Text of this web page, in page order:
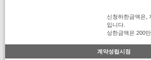
신청하한금액은,
입니다.
상한금액은 200
계약성립시점